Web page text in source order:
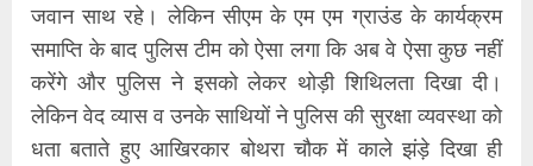
जवान साथ रहे। लेकिन सीएम के एम एम ग्राउंड के कार्यक्रम
समाप्ति के बाद पुलिस टीम को ऐसा लगा कि अब वे ऐसा कुछ नहीं
करेंगे और पुलिस ने इसको लेकर थोड़ी शिथिलता दिखा दी।
लेकिन वेद व्यास व उनके साथियों ने पुलिस की सुरक्षा व्यवस्था को
धता बताते हुए आखिरकार बोथरा चौक में काले झंड़े दिखा ही